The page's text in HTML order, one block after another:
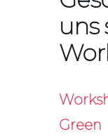
uns
Green